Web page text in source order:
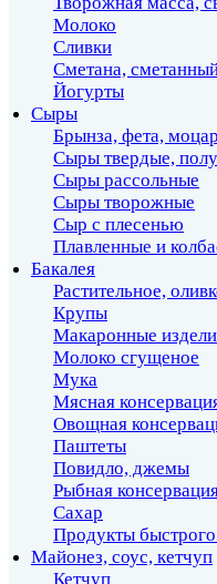
Молоко
Сливки
Сметана,
Йогурты
Сыры
Брынза, фета,
Сыры твердые,
Сыры рассольные
Сыры творожные
Сыр с плесенью
Плавленные и
Бакалея
Растительное,
Крупы
Макаронные
Молоко сгущеное
Мука
Мясная
Овощная
Паштеты
Повидло, джемы
Рыбная
Сахар
Продукты
Майонез, соус, кетчуп
Кетчуп